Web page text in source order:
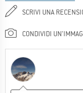
SCRIVI UNA
CONDIVIDI